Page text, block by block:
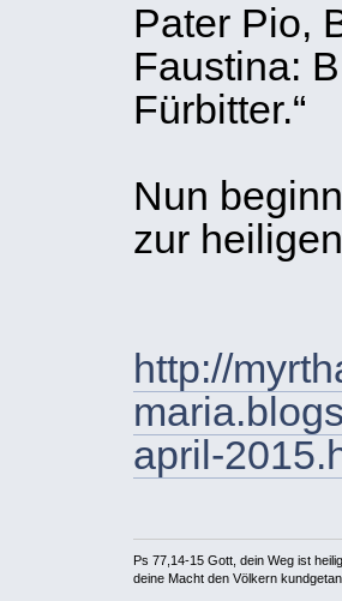
Pater Pio,
Faustina:
Fürbitter.“
Nun
zur
http://
april-
Ps 77,14-15 Gott, dein Weg ist
deine Macht den Völkern